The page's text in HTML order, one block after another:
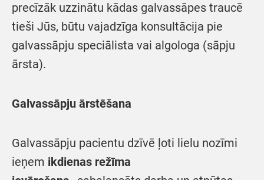
precīzāk uzzinātu kādas galvassāpes traucē
tieši Jūs, būtu vajadzīga konsultācija pie
galvassāpju speciālista vai algologa (sāpju
ārsta).
Galvassāpju ārstēšana
Galvassāpju pacientu dzīvē ļoti lielu nozīmi
ieņem ikdienas režīma